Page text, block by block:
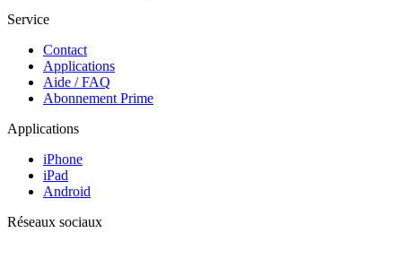
Service
Contact
Applications
Aide / FAQ
Abonnement Prime
Applications
iPhone
iPad
Android
Réseaux sociaux